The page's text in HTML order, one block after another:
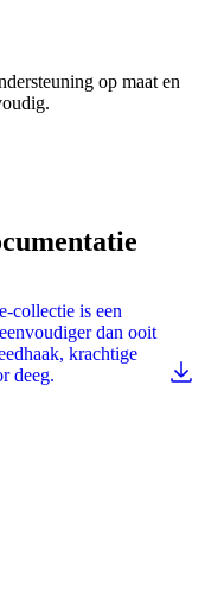
op maat en
collectie is een
dan ooit
krachtige
deeg.